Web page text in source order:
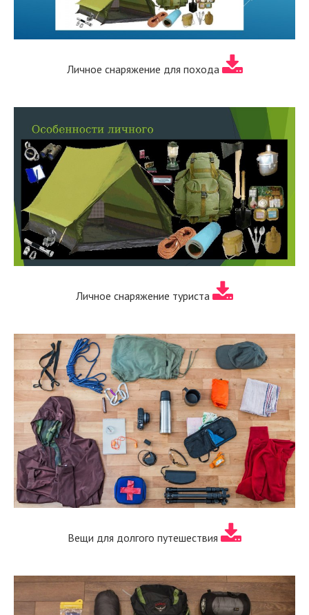
Личное снаряжение для похода
Личное снаряжение туриста
Вещи для долгого путешествия